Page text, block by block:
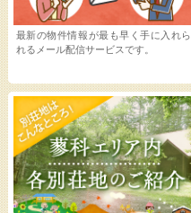
最新の物件情報が最も早く手に入れら
れるメール配信サービスです。